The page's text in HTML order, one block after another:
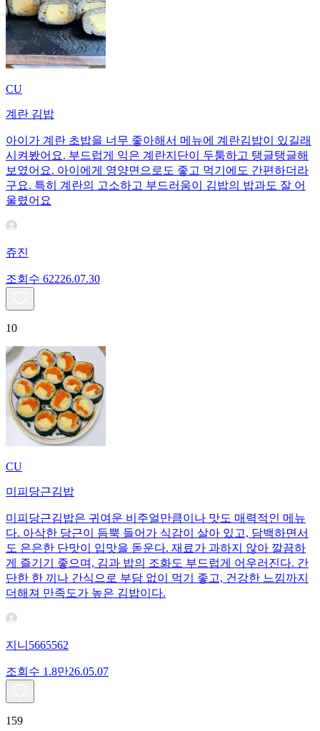
CU
계란 김밥
아이가 계란 초밥을 너무 좋아해서 메뉴에 계란김밥이 있길래
시켜봤어요. 부드럽게 익은 계란지단이 두툼하고 탱글탱글해
보였어요. 아이에게 영양면으로도 좋고 먹기에도 간편하더라
구요. 특히 계란의 고소하고 부드러움이 김밥의 밥과도 잘 어
울렸어요
쥬진
조회수 62226.07.30
10
CU
미피당근김밥
미피당근김밥은 귀여운 비주얼만큼이나 맛도 매력적인 메뉴
다. 아삭한 당근이 듬뿍 들어가 식감이 살아 있고, 담백하면서
도 은은한 단맛이 입맛을 돋운다. 재료가 과하지 않아 깔끔하
게 즐기기 좋으며, 김과 밥의 조화도 부드럽게 어우러진다. 간
단한 한 끼나 간식으로 부담 없이 먹기 좋고, 건강한 느낌까지
더해져 만족도가 높은 김밥이다.
지니5665562
조회수 1.8만26.05.07
159